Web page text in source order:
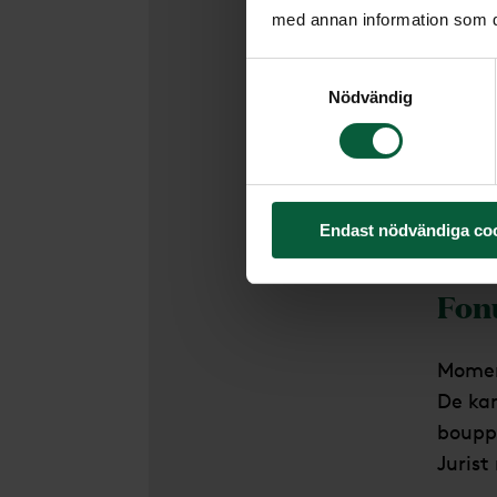
med annan information som
Nödvändig
Endast nödvändiga
De
Jurist